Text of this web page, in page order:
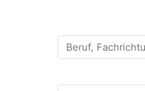
Beruf, Fachrichtung,